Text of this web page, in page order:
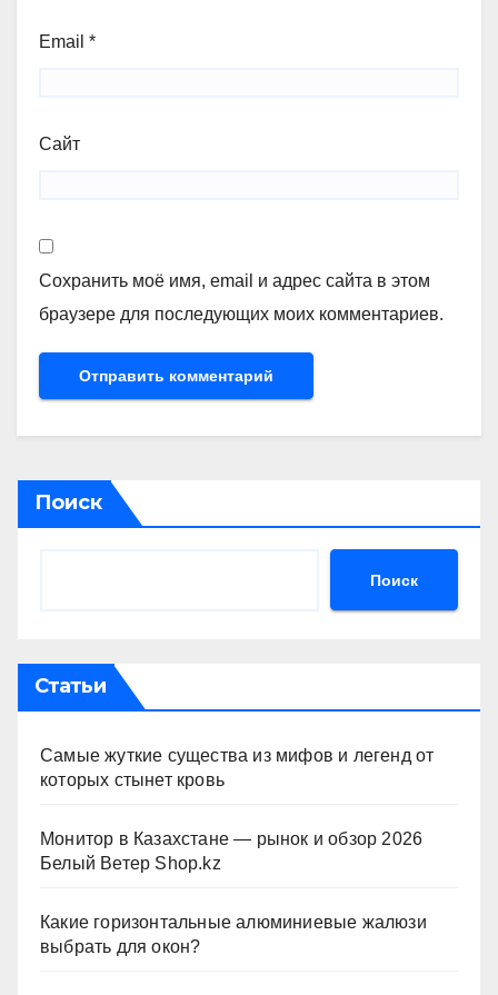
Email *
Сайт
Сохранить моё имя, email и адрес сайта в этом
браузере для последующих моих комментариев.
Поиск
Поиск
Статьи
Самые жуткие существа из мифов и легенд от
которых стынет кровь
Монитор в Казахстане — рынок и обзор 2026
Белый Ветер Shop.kz
Какие горизонтальные алюминиевые жалюзи
выбрать для окон?